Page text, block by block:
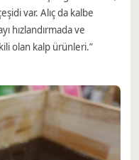
var. Alıç da kalbe
hızlandırmada ve
olan kalp ürünleri.”